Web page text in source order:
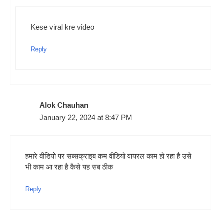
Kese viral kre video
Reply
Alok Chauhan
January 22, 2024 at 8:47 PM
हमारे वीडियो पर सब्सक्राइब कम वीडियो वायरल काम हो रहा है उसे
भी काम आ रहा है कैसे यह सब ठीक
Reply